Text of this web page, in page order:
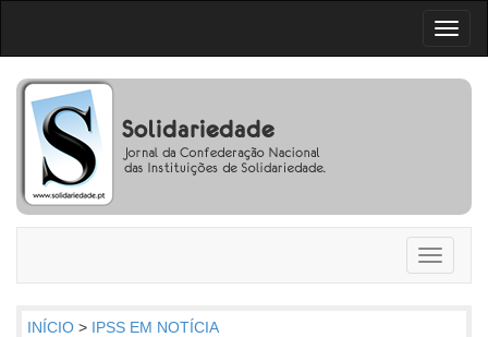
Toggle
INÍCIO > IPSS EM NOTÍCIA